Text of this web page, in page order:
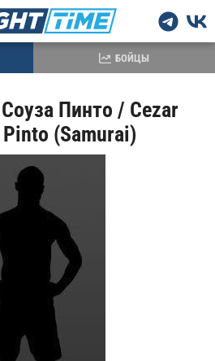
Пинто / Cezar
(Samurai)
БОЙЦЫ